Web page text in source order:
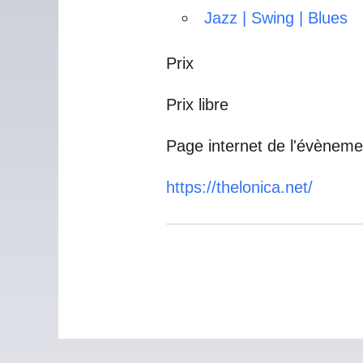
Jazz | Swing | Blues
Prix
Prix libre
Page internet de
https://thelonica.net/